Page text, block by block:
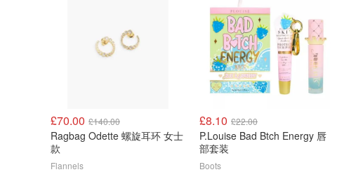
£70.00 £140.00
Ragbag Odette 螺旋耳环 女士
款
Flannels
£8.10 £22.00
P.Louise Bad Btch Energy 唇
部套装
Boots